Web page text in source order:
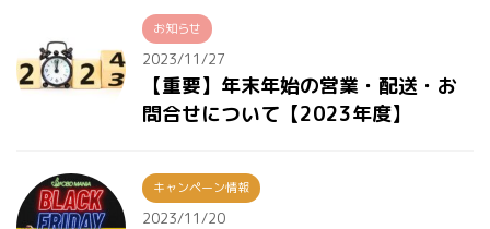
お知らせ
2023/11/27
【重要】年末年始の営業・配送・お
問合せについて【2023年度】
キャンペーン情報
2023/11/20